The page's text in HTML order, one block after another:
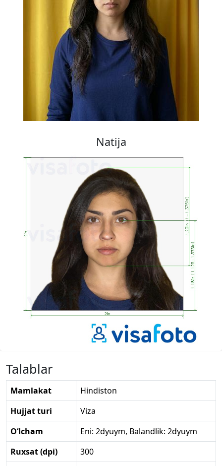
Natija
Talablar
Mamlakat
Hindiston
Hujjat turi
Viza
O‘lcham
Eni: 2dyuym, Balandlik: 2dyuym
Ruxsat (dpi)
300